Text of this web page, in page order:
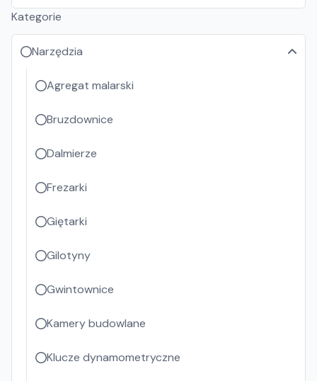
Kategorie
Narzędzia
Agregat malarski
Bruzdownice
Dalmierze
Frezarki
Giętarki
Gilotyny
Gwintownice
Kamery budowlane
Klucze dynamometryczne